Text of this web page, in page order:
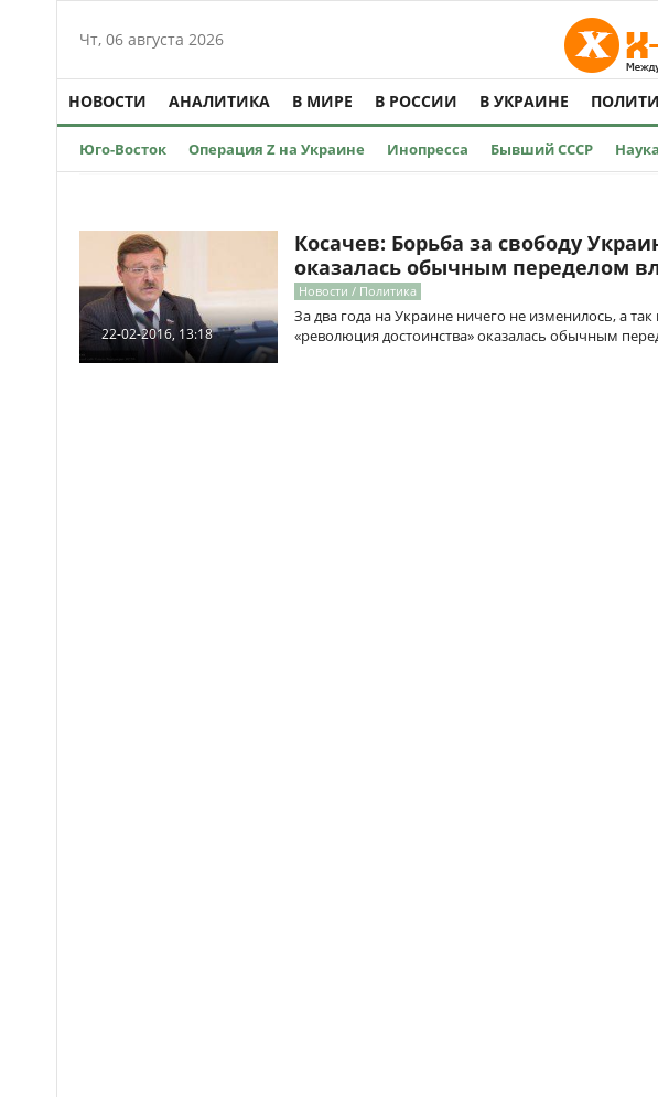
Чт, 06 августа 2026
НОВОСТИ АНАЛИТИКА В МИРЕ В РОССИИ В УКРАИНЕ
Юго-Восток Операция Z на Украине Инопресса Бывший СССР
22-02-2016, 13:18
Косачев: Борьба за свободу
оказалась обычным переделом
Новости / Политика
За два года на Украине ничего не изменилось, а
«революция достоинства» оказалась обычным